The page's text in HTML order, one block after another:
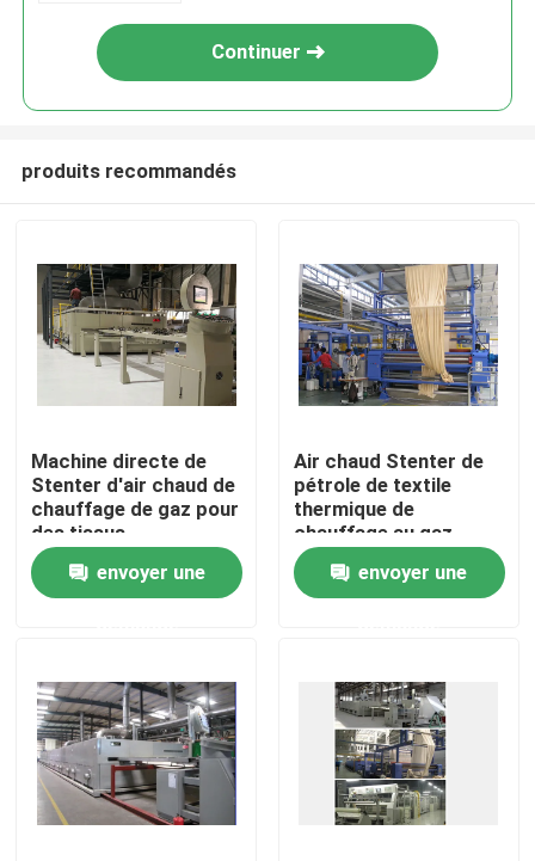
Produits
Au sujet de nous
Contrôle de qualité
Contactez-nous
Continuer
produits recommandés
Machine directe de
Stenter d'air chaud de
chauffage de gaz pour
des tissus
envoyer une
Air chaud Stenter de
pétrole de textile
thermique de
chauffage au gaz
envoyer une